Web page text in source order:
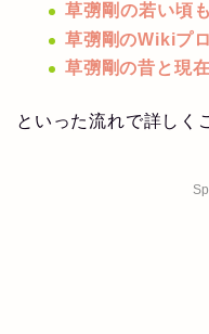
草彅剛の若い頃
草彅剛のWikiプ
草彅剛の昔と現
といった流れで詳しく